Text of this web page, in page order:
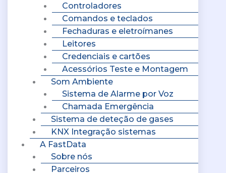
Controladores
Comandos e teclados
Fechaduras e eletroímanes
Leitores
Credenciais e cartões
Acessórios Teste e Montagem
Som Ambiente
Sistema de Alarme por Voz
Chamada Emergência
Sistema de deteção de gases
KNX Integração sistemas
A FastData
Sobre nós
Parceiros